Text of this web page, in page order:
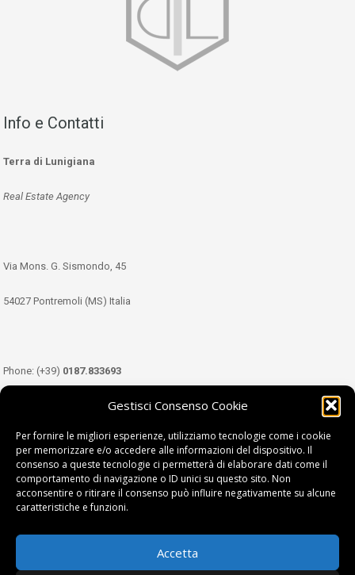
Gestisci Consenso Cookie
Per fornire le migliori esperienze, utilizziamo tecnologie come i cookie
per memorizzare e/o accedere alle informazioni del dispositivo. Il
consenso a queste tecnologie ci permetterà di elaborare dati come il
comportamento di navigazione o ID unici su questo sito. Non
acconsentire o ritirare il consenso può influire negativamente su alcune
caratteristiche e funzioni.
Accetta
Info e Contatti
Terra di Lunigiana
Real Estate Agency
Via Mons. G. Sismondo, 45
54027 Pontremoli (MS) Italia
Phone: (+39) 0187.833693
349.3489333
Email:info@tdl.it